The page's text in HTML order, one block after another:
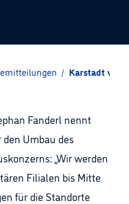
/ Karstadt
Fanderl nennt
Umbau des
„Wir werden
Filialen bis Mitte
für die Standorte